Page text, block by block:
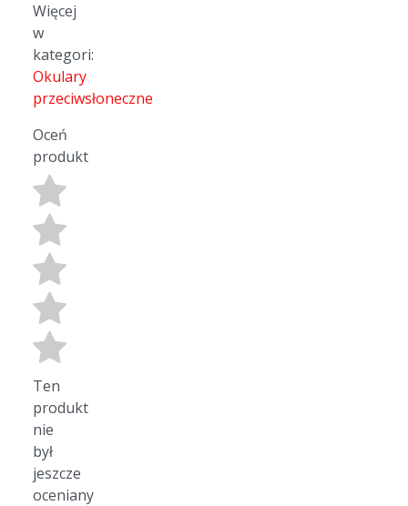
Więcej
w
kategori:
Okulary
przeciwsłoneczne
Oceń
produkt
Ten
produkt
nie
był
jeszcze
oceniany